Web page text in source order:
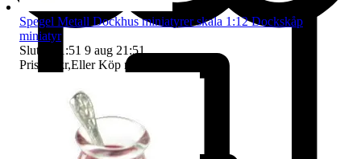
Spegel Metall Dockhus miniatyrer skala 1:12 Dockskåp
miniatyr
Sluttid
21:51 9 aug 21:51.
Pris:
49 kr,Eller Köp nu